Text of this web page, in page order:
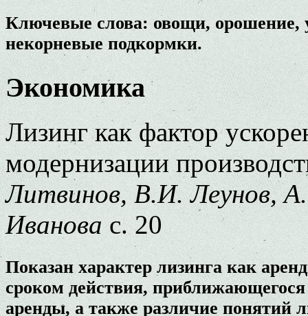
Ключевые слова: овощи, орошение,
некорневые подкормки.
Экономика
Лизинг как фактор
модернизации
Литвинов, В.И. Леунов,
Ивановас. 20
Показан характер лизинга как
сроком действия,
аренды, а также различие понятий